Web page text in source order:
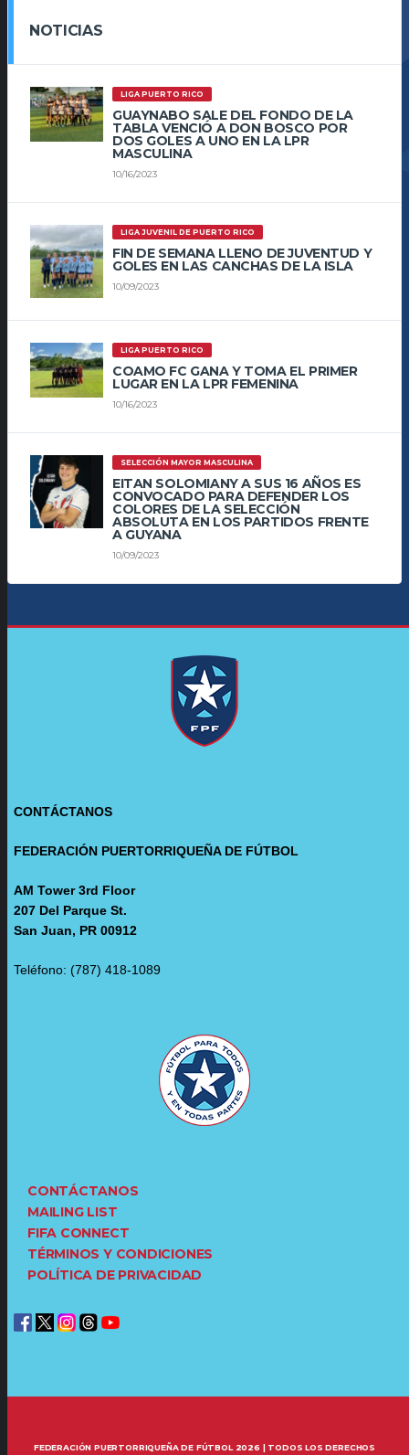
NOTICIAS
LIGA PUERTO RICO
GUAYNABO SALE DEL FONDO DE LA
TABLA VENCIÓ A DON BOSCO POR
DOS GOLES A UNO EN LA LPR
MASCULINA
10/16/2023
LIGA JUVENIL DE PUERTO RICO
FIN DE SEMANA LLENO DE JUVENTUD Y
GOLES EN LAS CANCHAS DE LA ISLA
10/09/2023
LIGA PUERTO RICO
COAMO FC GANA Y TOMA EL PRIMER
LUGAR EN LA LPR FEMENINA
10/16/2023
SELECCIÓN MAYOR MASCULINA
EITAN SOLOMIANY A SUS 16 AÑOS ES
CONVOCADO PARA DEFENDER LOS
COLORES DE LA SELECCIÓN
ABSOLUTA EN LOS PARTIDOS FRENTE
A GUYANA
10/09/2023
CONTÁCTANOS
FEDERACIÓN PUERTORRIQUEÑA DE FÚTBOL
AM Tower 3rd Floor
207 Del Parque St.
San Juan, PR 00912
Teléfono: (787) 418-1089
CONTÁCTANOS
MAILING LIST
FIFA CONNECT
TÉRMINOS Y CONDICIONES
POLÍTICA DE PRIVACIDAD
FEDERACIÓN PUERTORRIQUEÑA DE FÚTBOL 2026 | TODOS LOS DERECHOS